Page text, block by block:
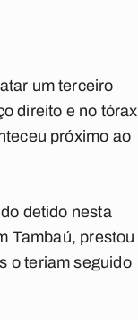
um terceiro
direito e no tórax
próximo ao
detido nesta
Tambaú, prestou
o teriam seguido